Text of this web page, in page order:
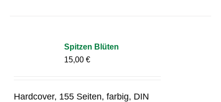
Spitzen Blüten
15,00€
Hardcover, 155 Seiten, farbig, DIN